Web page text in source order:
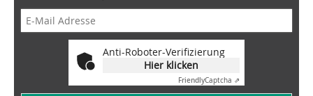
Anti-Roboter-Verifizierung
Hier klicken
FriendlyCaptcha ⇗